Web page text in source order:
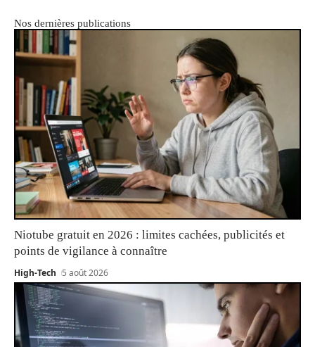
Nos dernières publications
Niotube gratuit en 2026 : limites cachées, publicités et
points de vigilance à connaître
High-Tech 5 août 2026